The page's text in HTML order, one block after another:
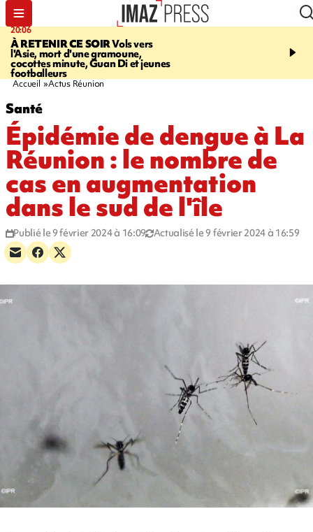
20:06
À RETENIR CE SOIRVols vers
l'Asie, mort d'une gramoune,
cocottes minute, Guan Di et jeunes
footballeurs
07:22
Squale condamné à
Accueil Actus Réunion
Santé
Épidémie de dengue à La
Réunion : le nombre de
cas en augmentation
dans le sud de l'île
Publié le 9 février 2024 à 16:09 Actualisé le 9 février 2024 à 16:59